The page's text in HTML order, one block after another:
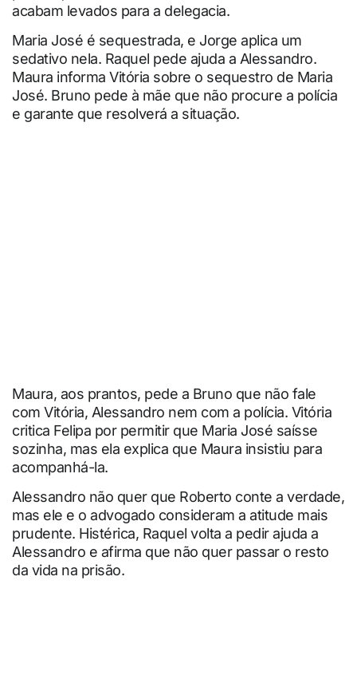
acabam levados para a delegacia.
Maria José é sequestrada, e Jorge aplica um
sedativo nela. Raquel pede ajuda a Alessandro.
Maura informa Vitória sobre o sequestro de Maria
José. Bruno pede à mãe que não procure a polícia
e garante que resolverá a situação.
Maura, aos prantos, pede a Bruno que não fale
com Vitória, Alessandro nem com a polícia. Vitória
critica Felipa por permitir que Maria José saísse
sozinha, mas ela explica que Maura insistiu para
acompanhá-la.
Alessandro não quer que Roberto conte a verdade,
mas ele e o advogado consideram a atitude mais
prudente. Histérica, Raquel volta a pedir ajuda a
Alessandro e afirma que não quer passar o resto
da vida na prisão.